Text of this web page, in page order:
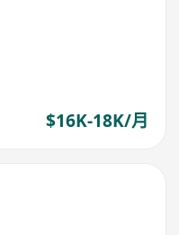
$16K-18K/月